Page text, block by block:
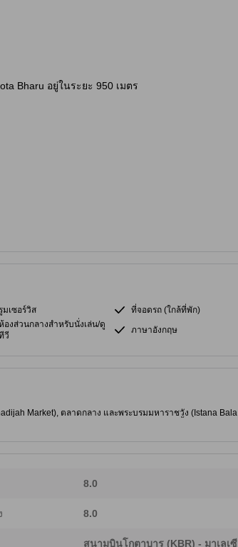
Bharu อยู่ในระยะ 950 เมตร
รูมเซอร์วิส
ที่จอดรถ (ใกล้ที่พัก)
องส่วนกลางสำหรับนั่งเล่น/ดู
วี
ภาษาอังกฤษ
Market), ตลาดกลาง และพระบรมมหาราชวัง (Istana
มุมทำงานเฉพาะ โทรทัศน์จอแบน และห้องอาบน้ำทันสมัยพร้อม
8.0
8.0
สนามบินโกตาบารู (KBR) - มาเลเ